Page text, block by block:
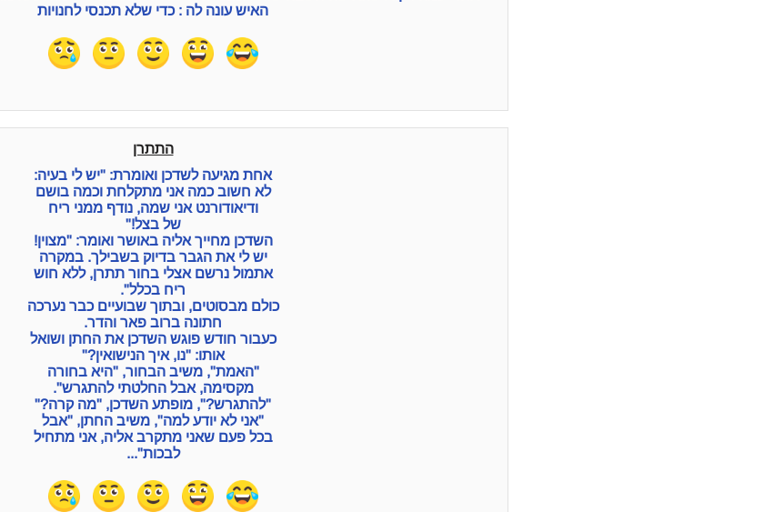
האיש עונה לה : כדי שלא תכנסי לחנויות
התתרן
אחת מגיעה לשדכן ואומרת: "יש לי בעיה:
לא חשוב כמה אני מתקלחת וכמה בושם
ודיאודורנט אני שמה, נודף ממני ריח
של בצל!"
השדכן מחייך אליה באושר ואומר: "מצוין!
יש לי את הגבר בדיוק בשבילך. במקרה
אתמול נרשם אצלי בחור תתרן, ללא חוש
ריח בכלל".
כולם מבסוטים, ובתוך שבועיים כבר נערכה
חתונה ברוב פאר והדר.
כעבור חודש פוגש השדכן את החתן ושואל
אותו: "נו, איך הנישואין?"
"האמת", משיב הבחור, "היא בחורה
מקסימה, אבל החלטתי להתגרש".
"להתגרש?", מופתע השדכן, "מה קרה?"
"אני לא יודע למה", משיב החתן, "אבל
בכל פעם שאני מתקרב אליה, אני מתחיל
לבכות"...